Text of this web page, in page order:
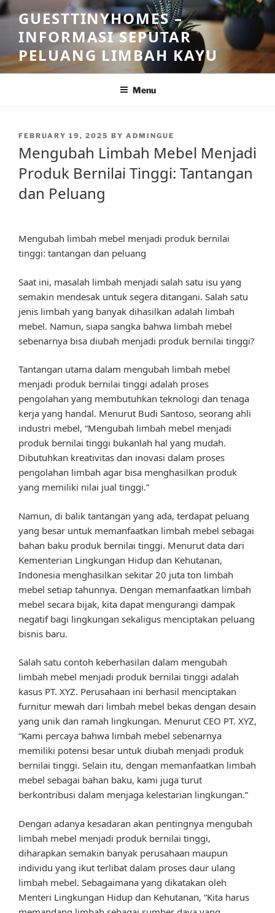
Skip
to
content
GUESTTINYHOMES –
INFORMASI SEPUTAR
PELUANG LIMBAH KAYU
Menu
POSTED
FEBRUARY 19, 2025 BY ADMINGUE
Mengubah Limbah Mebel Menjadi
Produk Bernilai Tinggi: Tantangan
dan Peluang
Mengubah limbah mebel menjadi produk bernilai
tinggi: tantangan dan peluang
Saat ini, masalah limbah menjadi salah satu isu yang
semakin mendesak untuk segera ditangani. Salah satu
jenis limbah yang banyak dihasilkan adalah limbah
mebel. Namun, siapa sangka bahwa limbah mebel
sebenarnya bisa diubah menjadi produk bernilai tinggi?
Tantangan utama dalam mengubah limbah mebel
menjadi produk bernilai tinggi adalah proses
pengolahan yang membutuhkan teknologi dan tenaga
kerja yang handal. Menurut Budi Santoso, seorang ahli
industri mebel, “Mengubah limbah mebel menjadi
produk bernilai tinggi bukanlah hal yang mudah.
Dibutuhkan kreativitas dan inovasi dalam proses
pengolahan limbah agar bisa menghasilkan produk
yang memiliki nilai jual tinggi.”
Namun, di balik tantangan yang ada, terdapat peluang
yang besar untuk memanfaatkan limbah mebel sebagai
bahan baku produk bernilai tinggi. Menurut data dari
Kementerian Lingkungan Hidup dan Kehutanan,
Indonesia menghasilkan sekitar 20 juta ton limbah
mebel setiap tahunnya. Dengan memanfaatkan limbah
mebel secara bijak, kita dapat mengurangi dampak
negatif bagi lingkungan sekaligus menciptakan peluang
bisnis baru.
Salah satu contoh keberhasilan dalam mengubah
limbah mebel menjadi produk bernilai tinggi adalah
kasus PT. XYZ. Perusahaan ini berhasil menciptakan
furnitur mewah dari limbah mebel bekas dengan desain
yang unik dan ramah lingkungan. Menurut CEO PT. XYZ,
“Kami percaya bahwa limbah mebel sebenarnya
memiliki potensi besar untuk diubah menjadi produk
bernilai tinggi. Selain itu, dengan memanfaatkan limbah
mebel sebagai bahan baku, kami juga turut
berkontribusi dalam menjaga kelestarian lingkungan.”
Dengan adanya kesadaran akan pentingnya mengubah
limbah mebel menjadi produk bernilai tinggi,
diharapkan semakin banyak perusahaan maupun
individu yang ikut terlibat dalam proses daur ulang
limbah mebel. Sebagaimana yang dikatakan oleh
Menteri Lingkungan Hidup dan Kehutanan, “Kita harus